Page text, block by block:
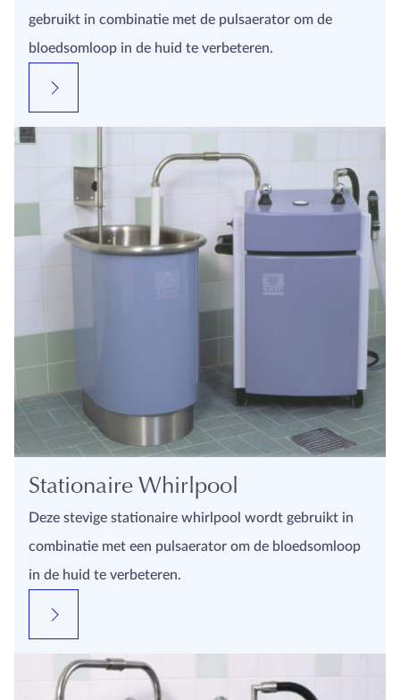
gebruikt in combinatie met de pulsaerator om de
bloedsomloop in de huid te verbeteren.
Stationaire Whirlpool
Deze stevige stationaire whirlpool wordt gebruikt in
combinatie met een pulsaerator om de bloedsomloop
in de huid te verbeteren.